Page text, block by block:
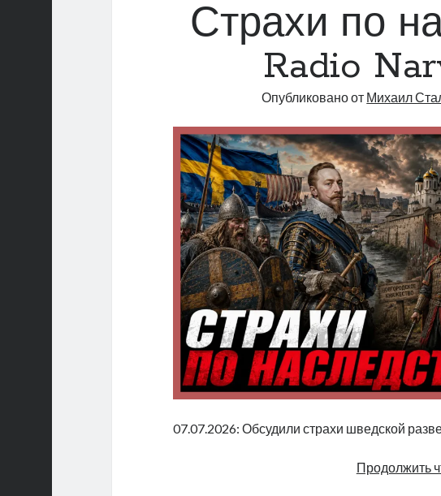
Страхи по
Radio
Опубликовано от Михаил
07.07.2026: Обсудили страхи шведской
Продолжить